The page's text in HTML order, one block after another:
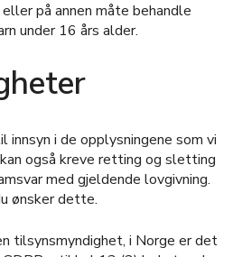
på annen måte behandle
under 16 års alder.
i de opplysningene som vi
også kreve retting og sletting
med gjeldende lovgivning.
ønsker dette.
tilsynsmyndighet, i Norge er det